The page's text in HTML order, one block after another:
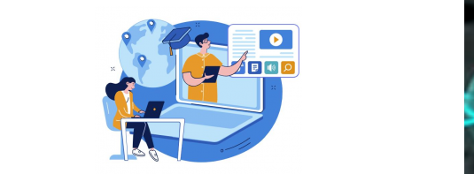
Iniciar sesión en